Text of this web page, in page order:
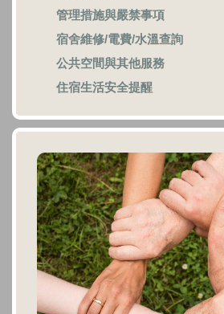
管理措施與嚴禁事項
宿舍維修/電費/水溫查詢
公共空間與其他服務
住宿生活安全提醒